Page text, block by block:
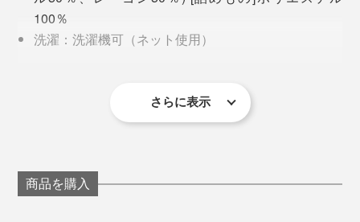
す。
写真は、肌に触れる起毛面
掛け布団の出し入れのためのファスナーはダブル仕様
で、掛け布団を留めるテープは８か所。
ラクラクです。
合理的な理由に「へぇ〜」を連発してしまいました。
100％
洗濯：洗濯機可（ネット使用）
さらに表示
商品を購入